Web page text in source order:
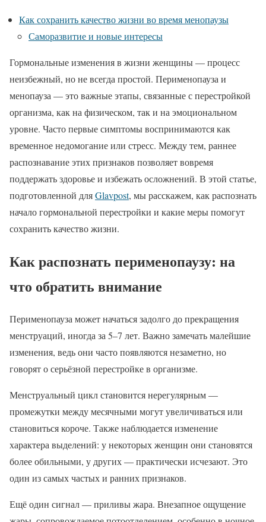
Как сохранить качество жизни во время менопаузы
Саморазвитие и новые интересы
Гормональные изменения в жизни женщины — процесс
неизбежный, но не всегда простой. Перименопауза и
менопауза — это важные этапы, связанные с перестройкой
организма, как на физическом, так и на эмоциональном
уровне. Часто первые симптомы воспринимаются как
временное недомогание или стресс. Между тем, раннее
распознавание этих признаков позволяет вовремя
поддержать здоровье и избежать осложнений. В этой статье,
подготовленной дляGlavpost, мы расскажем, как распознать
начало гормональной перестройки и какие меры помогут
сохранить качество жизни.
Как распознать перименопаузу: на
что обратить внимание
Перименопауза может начаться задолго до прекращения
менструаций, иногда за 5–7 лет. Важно замечать малейшие
изменения, ведь они часто появляются незаметно, но
говорят о серьёзной перестройке в организме.
Менструальный цикл становится нерегулярным —
промежутки между месячными могут увеличиваться или
становиться короче. Также наблюдается изменение
характера выделений: у некоторых женщин они становятся
более обильными, у других — практически исчезают. Это
один из самых частых и ранних признаков.
Ещё один сигнал — приливы жара. Внезапное ощущение